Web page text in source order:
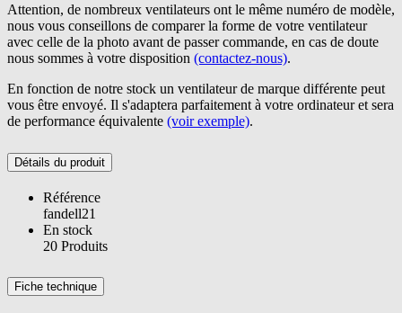
Attention, de nombreux ventilateurs ont le même numéro de modèle,
nous vous conseillons de comparer la forme de votre ventilateur
avec celle de la photo avant de passer commande, en cas de doute
nous sommes à votre disposition (contactez-nous).
En fonction de notre stock un ventilateur de marque différente peut
vous être envoyé. Il s'adaptera parfaitement à votre ordinateur et sera
de performance équivalente (voir exemple).
Détails du produit
Référence
fandell21
En stock
20 Produits
Fiche technique